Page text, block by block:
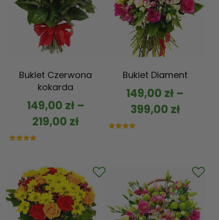
Bukiet Czerwona
kokarda
149,00 zł–
219,00 zł
Bukiet Diament
149,00 zł –
399,00 zł